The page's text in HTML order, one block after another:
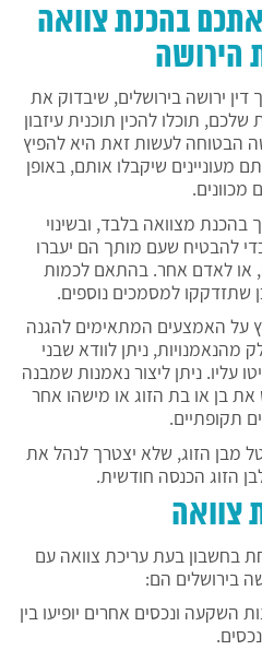
אתכם בהכנת צוואה
הירושה
ירושה בירושלים, שיבדוק את
תוכלו להכין תוכנית עיזבון
הבטוחה לעשות זאת היא להפיץ
מעוניינים שיקבלו אותם, באופן
מצוואה בלבד, ובשינוי
להבטיח שעם מותך הם יעברו
או לאדם אחר. בהתאם לכמות
שתזדקקו למסמכים נוספים.
על האמצעים המתאימים להגנה
ניתן לוודא שבני
עליו. ניתן ליצור נאמנות שמבנה
את בן או בת הזוג או מישהו אחר
תקופתיים.
מבן הזוג, שלא יצטרך לנהל את
הזוג הכנסה חודשית.
צוואה
בחשבון בעת ​​עריכת צוואה עם
בירושלים הם:
השקעה ונכסים אחרים יופיעו בין